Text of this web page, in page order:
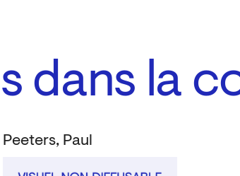
dans la
Peeters, Paul